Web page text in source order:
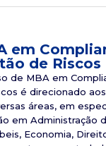
em
de Riscos
de MBA em
é direcionado
áreas, em
em Administração
Economia,